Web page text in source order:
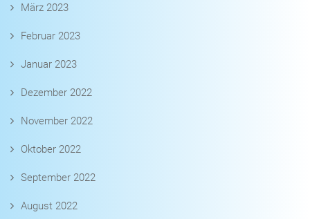
März 2023
Februar 2023
Januar 2023
Dezember 2022
November 2022
Oktober 2022
September 2022
August 2022